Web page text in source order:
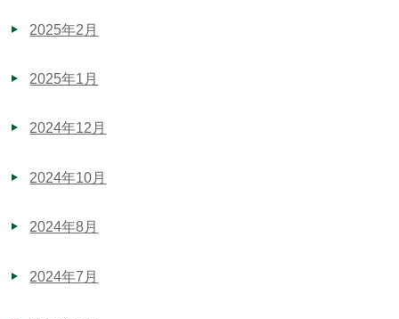
2025年2月
2025年1月
2024年12月
2024年10月
2024年8月
2024年7月